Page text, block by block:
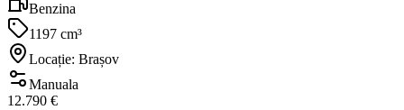
Benzina
1197 cm³
Locație: Brașov
Manuala
12.790 €